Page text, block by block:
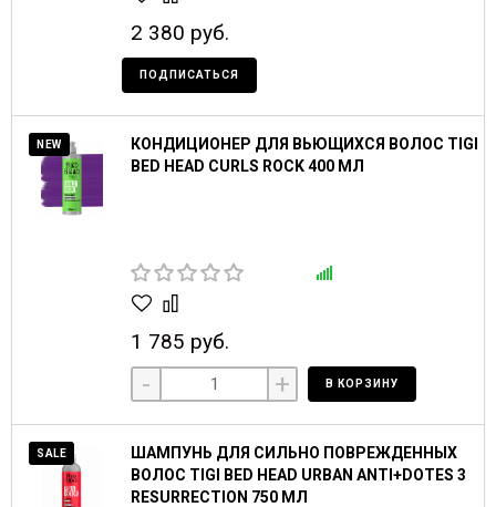
2 380 руб.
ПОДПИСАТЬСЯ
NEW
КОНДИЦИОНЕР ДЛЯ ВЬЮЩИХСЯ ВОЛОС TIGI
BED HEAD CURLS ROCK 400 МЛ
1 785 руб.
- + В КОРЗИНУ
SALE
ШАМПУНЬ ДЛЯ СИЛЬНО ПОВРЕЖДЕННЫХ
ВОЛОС TIGI BED HEAD URBAN ANTI+DOTES 3
RESURRECTION 750 МЛ